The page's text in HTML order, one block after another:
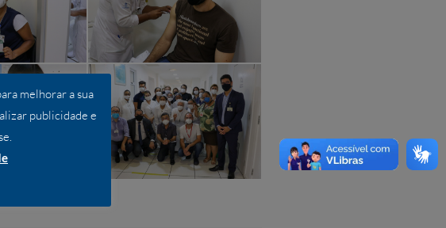
melhorar a sua
publicidade e